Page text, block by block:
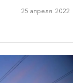
25 апреля 2022